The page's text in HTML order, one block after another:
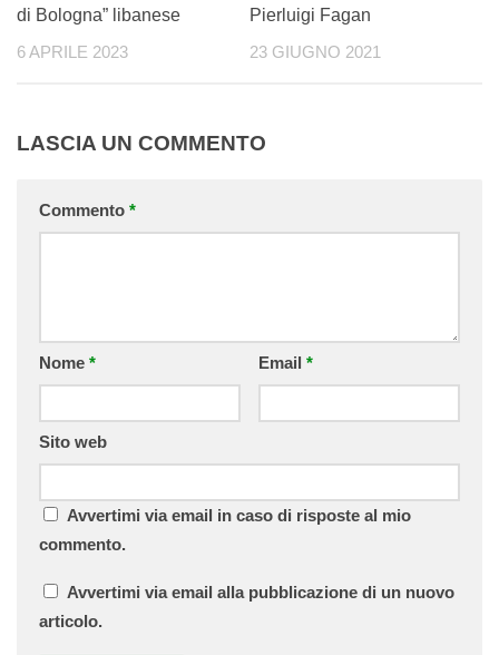
di Bologna” libanese
6 APRILE 2023
Pierluigi Fagan
23 GIUGNO 2021
LASCIA UN COMMENTO
Commento *
Nome * Email *
Sito web
Avvertimi via email in caso di risposte al mio
commento.
Avvertimi via email alla pubblicazione di un nuovo
articolo.